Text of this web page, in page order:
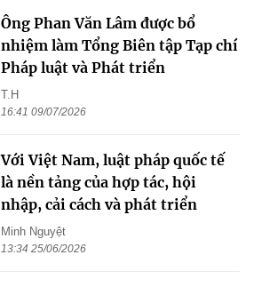
Ông Phan Văn Lâm được bổ
nhiệm làm Tổng Biên tập Tạp chí
Pháp luật và Phát triển
T.H
16:41 09/07/2026
Với Việt Nam, luật pháp quốc tế
là nền tảng của hợp tác, hội
nhập, cải cách và phát triển
Minh Nguyệt
13:34 25/06/2026